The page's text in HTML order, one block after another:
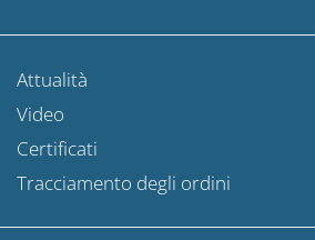
Attualità
Video
Certificati
Tracciamento degli ordini